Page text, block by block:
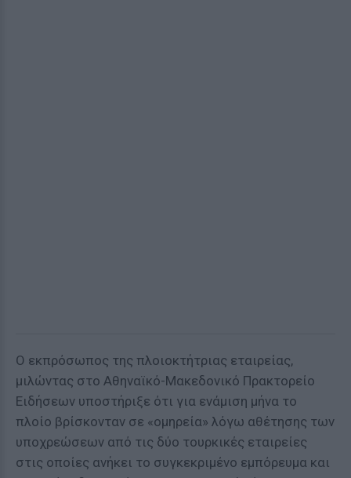
Ο εκπρόσωπος της πλοιοκτήτριας εταιρείας,
μιλώντας στο Αθηναϊκό-Μακεδονικό Πρακτορείο
Ειδήσεων υποστήριξε ότι για ενάμιση μήνα το
πλοίο βρίσκονταν σε «ομηρεία» λόγω αθέτησης των
υποχρεώσεων από τις δύο τουρκικές εταιρείες
στις οποίες ανήκει το συγκεκριμένο εμπόρευμα και